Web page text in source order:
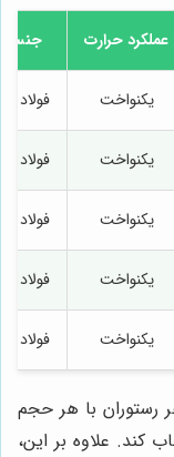
عملکرد حرارت جنس
یکنواخت فولاد
یکنواخت فولاد
یکنواخت فولاد
یکنواخت فولاد
یکنواخت فولاد
با هر حجم
کند. علاوه بر این،